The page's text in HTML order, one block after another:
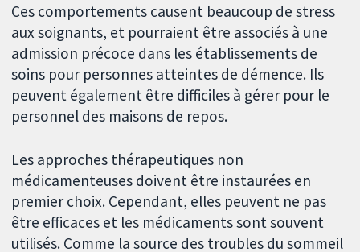
Ces comportements causent beaucoup de stress
aux soignants, et pourraient être associés à une
admission précoce dans les établissements de
soins pour personnes atteintes de démence. Ils
peuvent également être difficiles à gérer pour le
personnel des maisons de repos.
Les approches thérapeutiques non
médicamenteuses doivent être instaurées en
premier choix. Cependant, elles peuvent ne pas
être efficaces et les médicaments sont souvent
utilisés. Comme la source des troubles du sommeil